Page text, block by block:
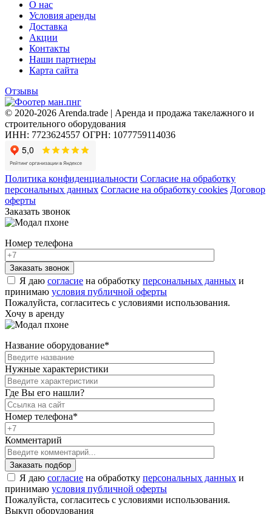
О нас
Условия аренды
Доставка
Акции
Контакты
Наши партнеры
Карта сайта
Отзывы
© 2020-2026 Arenda.trade | Аренда и продажа такелажного и
строительного оборудования
ИНН: 7723624557 ОГРН: 1077759114036
Политика конфиденциальности Согласие на обработку
персональных данных Согласие на обработку cookies Договор
оферты
Заказать звонок
Номер телефона
Я даю согласие на обработку персональных данных и
принимаю условия публичной оферты
Пожалуйста, согласитесь с условиями использования.
Хочу в аренду
Название оборудование*
Нужные характеристики
Где Вы его нашли?
Номер телефона*
Комментарий
Я даю согласие на обработку персональных данных и
принимаю условия публичной оферты
Пожалуйста, согласитесь с условиями использования.
Выкуп оборудования